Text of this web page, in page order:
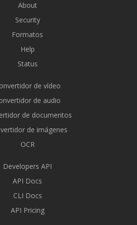
About
Security
Formatos
Help
Status
de vídeo
de audio
de documentos
de imágenes
OCR
Developers API
API Docs
CLI Docs
API Pricing